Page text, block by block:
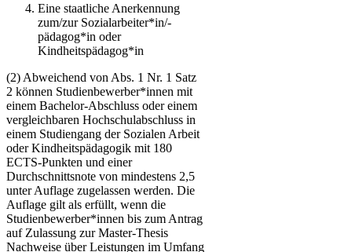
​​​Eine staatliche Anerkennung
zum/zur Sozialarbeiter*in/-
pädagog*in oder
Kindheitspädagog*in
(2) Abweichend von Abs. 1 Nr. 1 Satz
2 können Studienbewerber*innen mit
einem Bachelor-Abschluss oder einem
vergleichbaren Hochschulabschluss in
einem Studiengang der Sozialen Arbeit
oder Kindheitspädagogik mit 180
ECTS-Punkten und einer
Durchschnittsnote von mindestens 2,5
unter Auflage zugelassen werden. Die
Auflage gilt als erfüllt, wenn die
Studienbewerber*innen bis zum Antrag
auf Zulassung zur Master-Thesis
Nachweise über Leistungen im Umfang